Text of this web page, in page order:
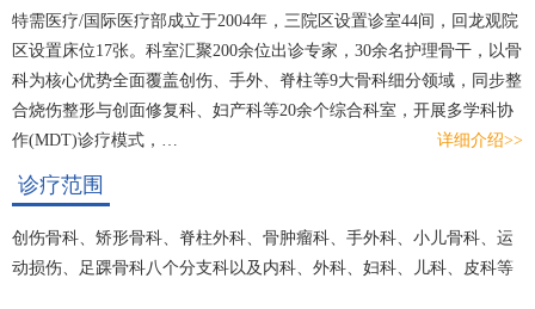
特需医疗/国际医疗部成立于2004年，三院区设置诊室44间，回龙观院
区设置床位17张。科室汇聚200余位出诊专家，30余名护理骨干，以骨
科为核心优势全面覆盖创伤、手外、脊柱等9大骨科细分领域，同步整
合烧伤整形与创面修复科、妇产科等20余个综合科室，开展多学科协
作(MDT)诊疗模式，…
详细介绍>>
诊疗范围
创伤骨科、矫形骨科、脊柱外科、骨肿瘤科、手外科、小儿骨科、运
动损伤、足踝骨科八个分支科以及内科、外科、妇科、儿科、皮科等